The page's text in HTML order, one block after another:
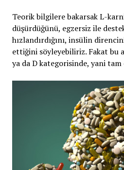
Teorik bilgilere bakarsak L-
düşürdüğünü, egzersiz ile
hızlandırdığını, insülin
ettiğini söyleyebiliriz. Fakat bu
ya da D kategorisinde, yani